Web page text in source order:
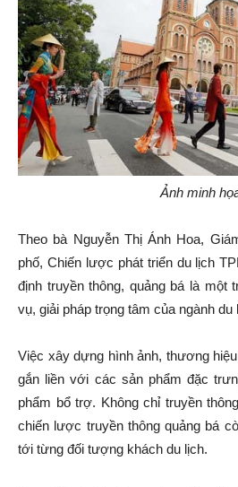
Ảnh minh
Theo bà Nguyễn Thị Ánh Hoa,
phố, Chiến lược phát triển du lịch
định truyền thông, quảng bá là một
vụ, giải pháp trọng tâm của ngành du
Việc xây dựng hình ảnh, thương
gắn liền với các sản phẩm đặc
phẩm bổ trợ. Không chỉ truyền
chiến lược truyền thông quảng bá
tới từng đối tượng khách du lịch.